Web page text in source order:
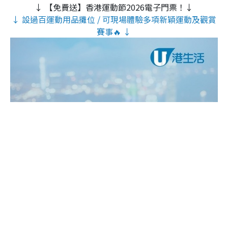
↓ 【免費送】香港運動節2026電子門票！↓
↓ 設過百運動用品攤位 / 可現場體驗多項新穎運動及觀賞
賽事🔥 ↓